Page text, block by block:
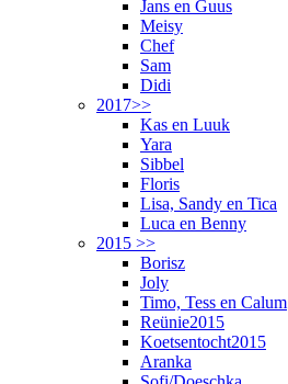
Jans en Guus
Meisy
Chef
Sam
Didi
2017>>
Kas en Luuk
Yara
Sibbel
Floris
Lisa, Sandy en Tica
Luca en Benny
2015 >>
Borisz
Joly
Timo, Tess en Calum
Reünie2015
Koetsentocht2015
Aranka